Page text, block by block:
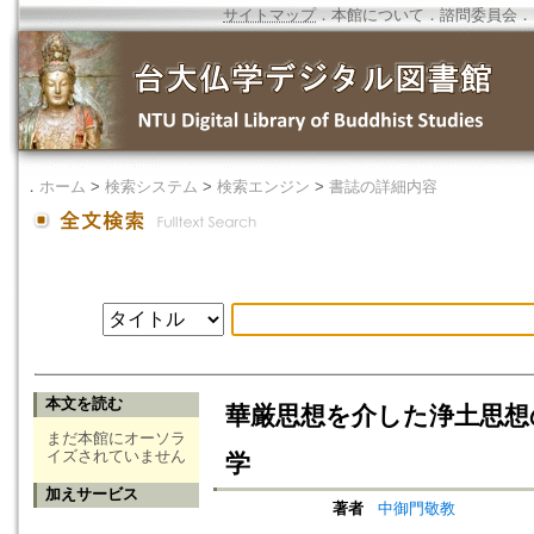
サイトマップ．本館について ． 諮問委員会 ．
． ホーム > 検索システム > 検索エンジン > 書誌の詳細内容
本文を読む
まだ本館にオーソラ
イズされていません
加えサービス
華厳思想を介した浄土思
学
著者
中御門敬教